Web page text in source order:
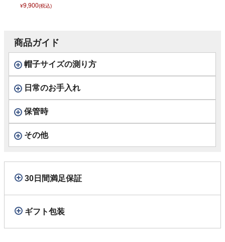
ーモ 6パネルキャ
¥9,900(税込)
商品ガイド
帽子サイズの測り方
日常のお手入れ
保管時
その他
30日間満足保証
ギフト包装